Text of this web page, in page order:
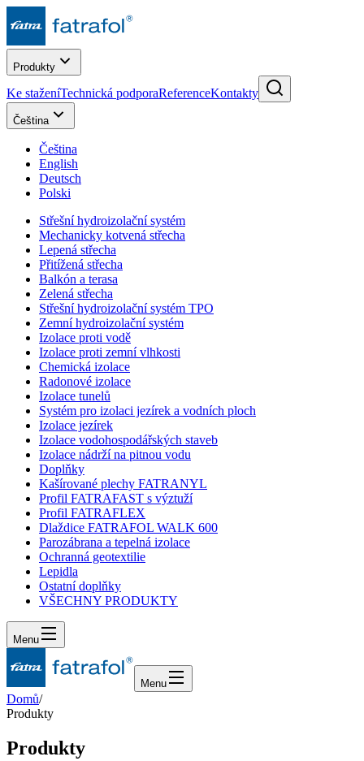
Produkty
Ke staženíTechnická podporaReferenceKontakty
Čeština
Čeština
English
Deutsch
Polski
Střešní hydroizolační systém
Mechanicky kotvená střecha
Lepená střecha
Přitížená střecha
Balkón a terasa
Zelená střecha
Střešní hydroizolační systém TPO
Zemní hydroizolační systém
Izolace proti vodě
Izolace proti zemní vlhkosti
Chemická izolace
Radonové izolace
Izolace tunelů
Systém pro izolaci jezírek a vodních ploch
Izolace jezírek
Izolace vodohospodářských staveb
Izolace nádrží na pitnou vodu
Doplňky
Kašírované plechy FATRANYL
Profil FATRAFAST s výztuží
Profil FATRAFLEX
Dlaždice FATRAFOL WALK 600
Parozábrana a tepelná izolace
Ochranná geotextilie
Lepidla
Ostatní doplňky
VŠECHNY PRODUKTY
Menu
Menu
Domů/
Produkty
Produkty